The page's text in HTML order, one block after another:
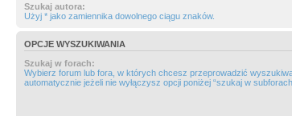
Szukaj autora:
Użyj * jako zamiennika dowolnego ciągu znaków.
OPCJE WYSZUKIWANIA
Szukaj w forach:
Wybierz forum lub fora, w których chcesz przeprowadzić
automatycznie jeżeli nie wyłączysz opcji poniżej “szukaj w